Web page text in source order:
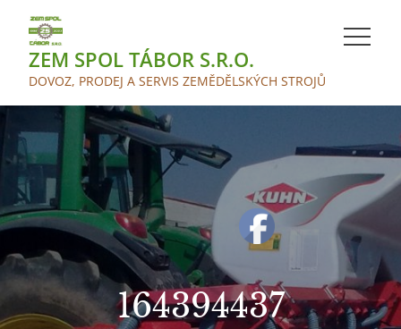
contentZEM SPOL TÁBOR S.R.O.
DOVOZ, PRODEJ A SERVIS ZEMĚDĚLSKÝCH STROJŮ
164394437